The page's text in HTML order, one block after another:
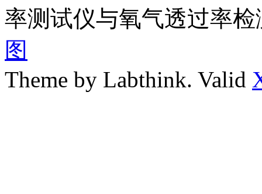
率测试仪与氧气透过率
图
Theme by Labthink. Valid